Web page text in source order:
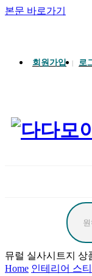
본문 바로가기
회원가입 | 로
뮤럴 실사시트지 상
Home 인테리어 스